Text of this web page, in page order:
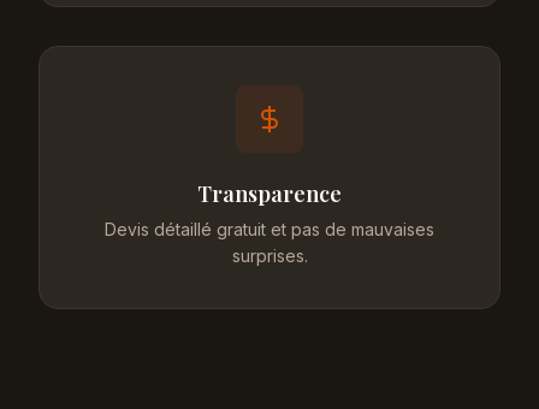
Transparence
Devis détaillé gratuit et pas de mauvaises
surprises.